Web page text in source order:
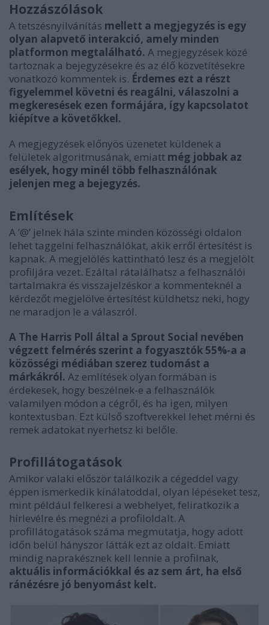
Hozzászólások
A tetszésnyilvánítás mellett a megjegyzés is egy
olyan alapvető interakció, amely minden
platformon megtalálható. A megjegyzések közé
tartoznak a bejegyzésekre és az élő közvetítésekre
vonatkozó kommentek is. Érdemes ezt a részt
figyelemmel követni és reagálni, válaszolni a
megkeresések ezen formájára, így kapcsolatot
kiépítve a követőkkel.
A megjegyzések előnyös üzenetet küldenek a
felületek algoritmusának, emiatt még jobbak az
esélyek, hogy minél több felhasználónak
jelenjen meg a bejegyzés.
Említések
A ’@’ jelnek hála szinte minden közösségi oldalon
lehet taggelni felhasználókat, akik erről értesítést is
kapnak. A megjelölés kattintható lesz és a megjelölt
profiljára vezet. Ezáltal rátalálhatsz a felhasználói
tartalmakra és visszajelzéskor a kommenteknél a
kérdezőt megjelölve értesítést küldhetsz neki, hogy
ne maradjon le a válaszról.
A The Harris Poll által a Sprout Social nevében
végzett felmérés szerint a fogyasztók 55%-a a
közösségi médiában szerez tudomást a
márkákról. Az említések olyan formában is
érdekesek, hogy beszélnek-e a felhasználók
valamilyen módon a cégről, és ha igen, milyen
kontextusban. Ezt külső szoftverekkel lehet mérni és
remek adatokat nyerhetsz ki belőle.
Profillátogatások
Amikor valaki először találkozik a cégeddel vagy
éppen ismerkedik kínálatoddal, olyan lépéseket tesz,
mint például felkeresi a webhelyet, feliratkozik a
hírlevélre és megnézi a profiloldalt. A
profillátogatások száma megmutatja, hogy adott
időn belül hányszor látták ezt az oldalt. Emiatt
mindig naprakésznek kell lennie a profilnak,
aktuális információkkal és az sem árt, ha első
ránézésre jó benyomást kelt.